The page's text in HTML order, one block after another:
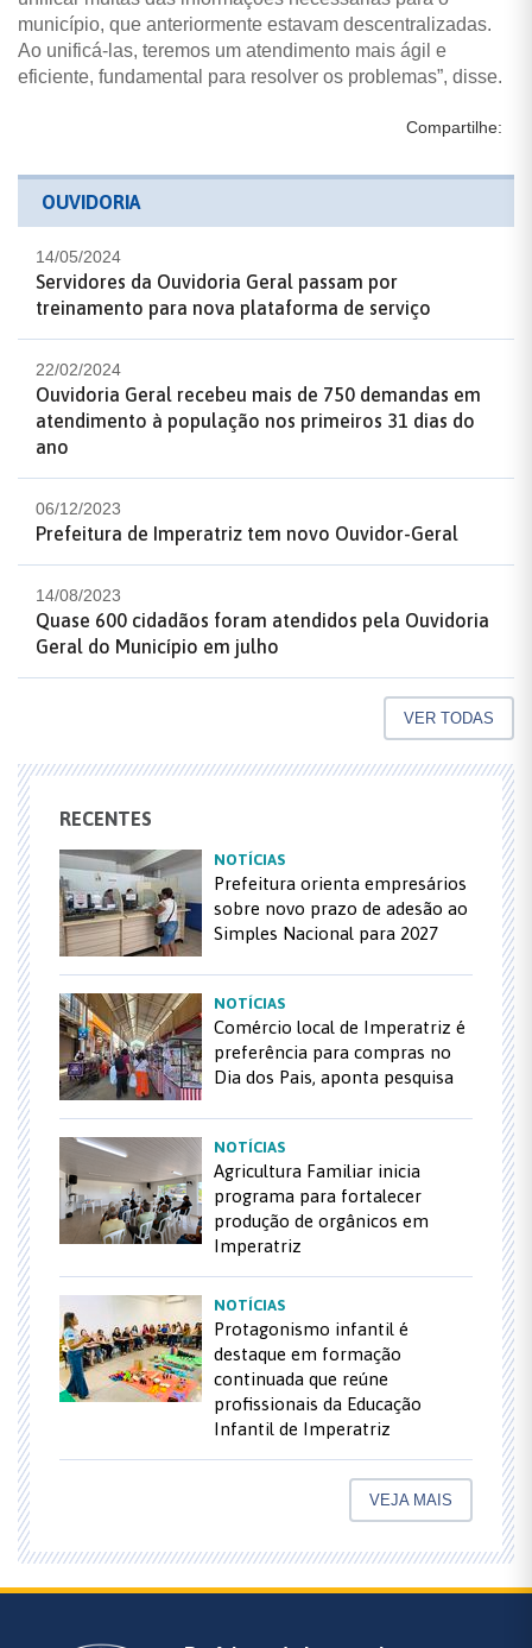
município, que anteriormente estavam descentralizadas.
Ao unificá-las, teremos um atendimento mais ágil e
eficiente, fundamental para resolver os problemas”, disse.
Compartilhe:
OUVIDORIA
14/05/2024
Servidores da Ouvidoria Geral passam por
treinamento para nova plataforma de serviço
22/02/2024
Ouvidoria Geral recebeu mais de 750 demandas em
atendimento à população nos primeiros 31 dias do
ano
06/12/2023
Prefeitura de Imperatriz tem novo Ouvidor-Geral
14/08/2023
Quase 600 cidadãos foram atendidos pela Ouvidoria
Geral do Município em julho
VER TODAS
RECENTES
NOTÍCIAS
Prefeitura orienta empresários
sobre novo prazo de adesão ao
Simples Nacional para 2027
NOTÍCIAS
Comércio local de Imperatriz é
preferência para compras no
Dia dos Pais, aponta pesquisa
NOTÍCIAS
Agricultura Familiar inicia
programa para fortalecer
produção de orgânicos em
Imperatriz
NOTÍCIAS
Protagonismo infantil é
destaque em formação
continuada que reúne
profissionais da Educação
Infantil de Imperatriz
VEJA MAIS